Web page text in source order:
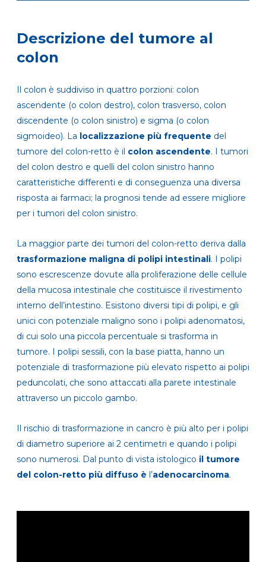
Descrizione del tumore al
colon
Il colon è suddiviso in quattro porzioni: colon
ascendente (o colon destro), colon trasverso, colon
discendente (o colon sinistro) e sigma (o colon
sigmoideo). La localizzazione più frequente del
tumore del colon-retto è il colon ascendente. I tumori
del colon destro e quelli del colon sinistro hanno
caratteristiche differenti e di conseguenza una diversa
risposta ai farmaci; la prognosi tende ad essere migliore
per i tumori del colon sinistro.
La maggior parte dei tumori del colon-retto deriva dalla
trasformazione maligna di polipi intestinali. I polipi
sono escrescenze dovute alla proliferazione delle cellule
della mucosa intestinale che costituisce il rivestimento
interno dell’intestino. Esistono diversi tipi di polipi, e gli
unici con potenziale maligno sono i polipi adenomatosi,
di cui solo una piccola percentuale si trasforma in
tumore. I polipi sessili, con la base piatta, hanno un
potenziale di trasformazione più elevato rispetto ai polipi
peduncolati, che sono attaccati alla parete intestinale
attraverso un piccolo gambo.
Il rischio di trasformazione in cancro è più alto per i polipi
di diametro superiore ai 2 centimetri e quando i polipi
sono numerosi. Dal punto di vista istologico il tumore
del colon-retto più diffuso è l’adenocarcinoma.